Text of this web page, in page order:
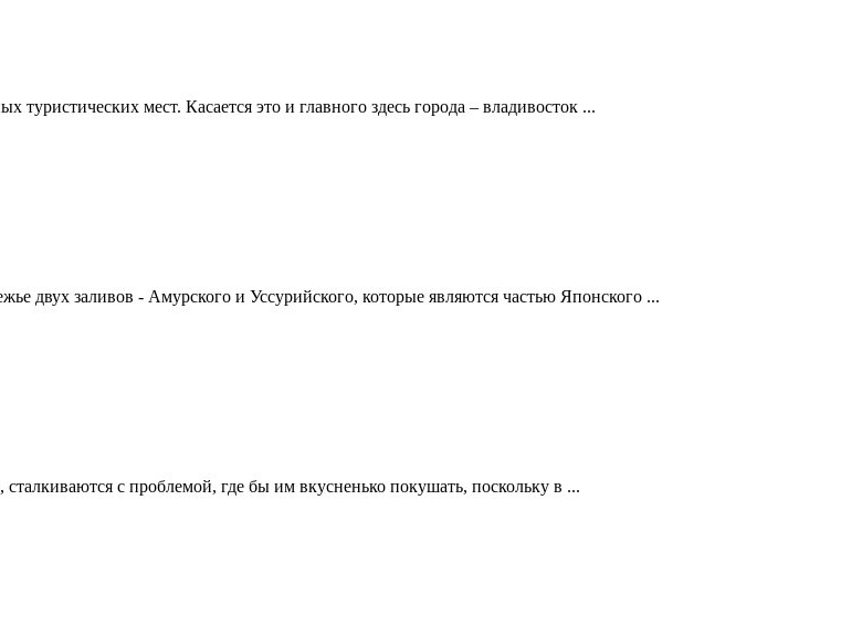
мест. Касается это и главного здесь города – владивосток ...
двух заливов - Амурского и Уссурийского, которые являются частью Японского ...
с проблемой, где бы им вкусненько покушать, поскольку в ...